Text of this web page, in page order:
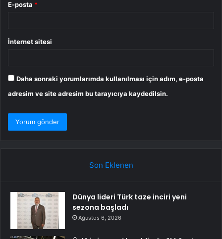
E-posta *
İnternet sitesi
Daha sonraki yorumlarımda kullanılması için adım, e-posta
adresim ve site adresim bu tarayıcıya kaydedilsin.
Son Eklenen
Dünya lideri Türk taze inciri yeni
sezona başladı
Ağustos 6, 2026